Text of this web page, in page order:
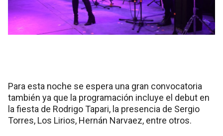
Para esta noche se espera una gran convocatoria
también ya que la programación incluye el debut en
la fiesta de Rodrigo Tapari, la presencia de Sergio
Torres, Los Lirios, Hernán Narvaez, entre otros.